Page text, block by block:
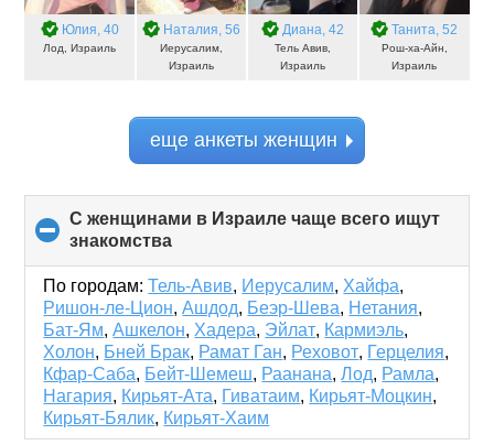
Юлия, 40
Лод, Израиль
Наталия, 56
Иерусалим,
Израиль
Диана, 42
Тель Авив,
Израиль
Танита, 52
Рош-ха-Айн,
Израиль
еще анкеты женщин
С женщинами в Израиле чаще всего ищут
знакомства
to
collapse
contents
По городам: Тель-Авив, Иерусалим, Хайфа,
Ришон-ле-Цион,Ашдод, Беэр-Шева, Нетания,
Бат-Ям,Ашкелон, Хадера, Эйлат, Кармиэль,
Холон, Бней Брак, Рамат Ган, Реховот, Герцелия,
Кфар-Саба, Бейт-Шемеш, Раанана,Лод, Рамла,
Нагария, Кирьят-Ата, Гиватаим, Кирьят-Моцкин,
Кирьят-Бялик, Кирьят-Хаим